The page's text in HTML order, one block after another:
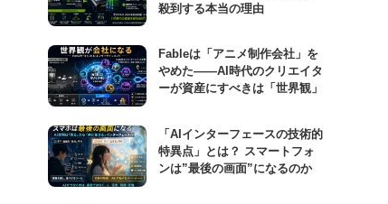
殺到する本当の理由
Fableは「アニメ制作会社」を
やめた――AI時代のクリエイタ
ーが資産にすべきは「世界観」
「AIインターフェースの技術的
特異点」とは？ スマートフォ
ンは”最後の画面”になるのか